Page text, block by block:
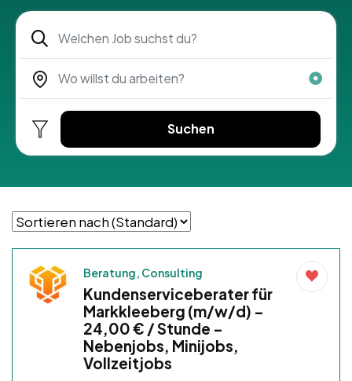
Suchen
Beratung, Consulting
Kundenserviceberater für
Markkleeberg (m/w/d) –
24,00 € / Stunde –
Nebenjobs, Minijobs,
Vollzeitjobs